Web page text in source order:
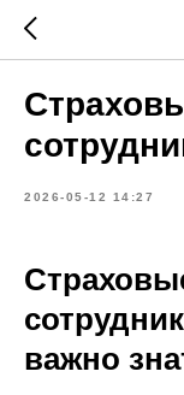
2026-05-12 14:27
важно